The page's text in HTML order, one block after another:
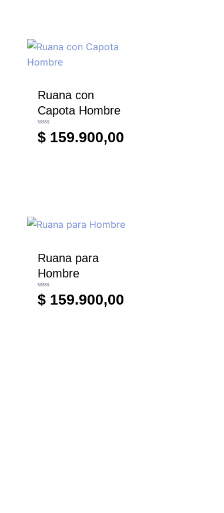
Ruana con
Capota Hombre
Valorado
con
0
$159.900,00
Ruana para
Hombre
Valorado
con
0
$159.900,00